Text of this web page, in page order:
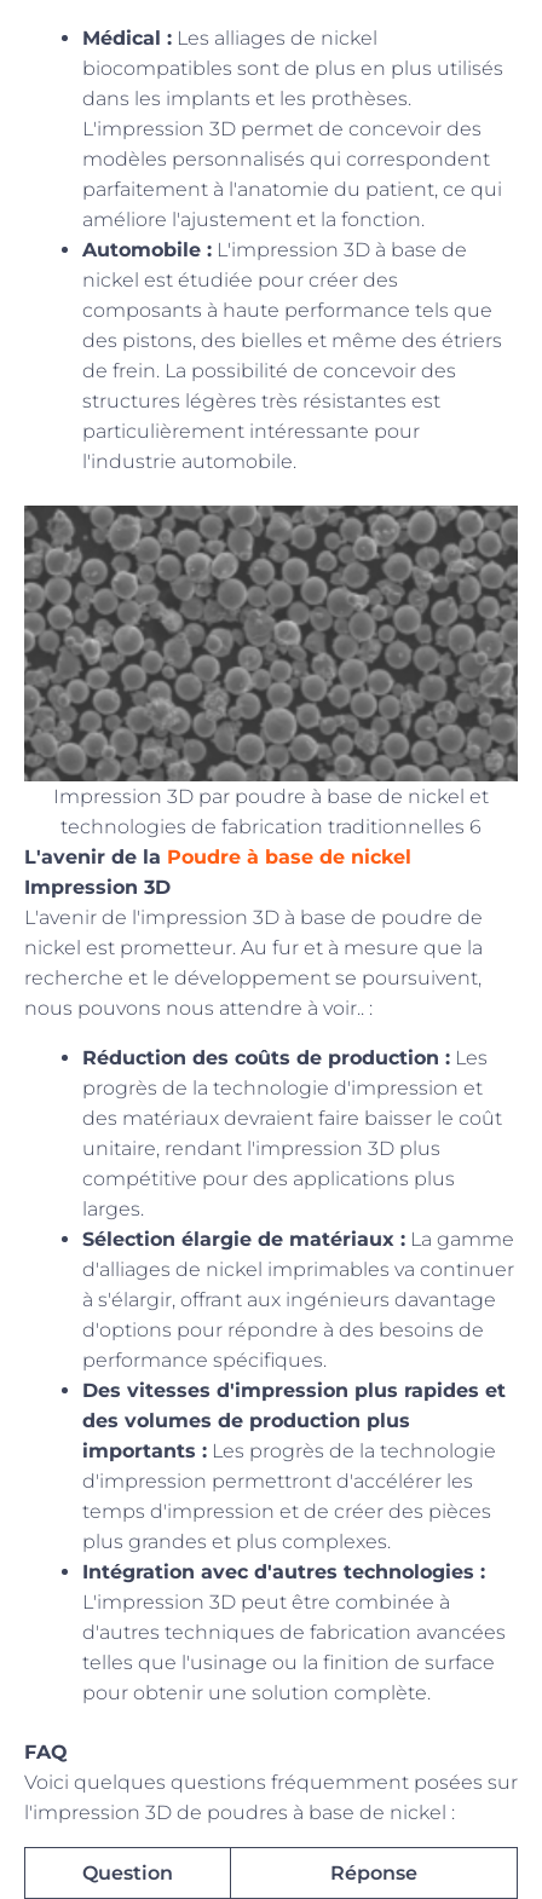
Médical : Les alliages de nickel
biocompatibles sont de plus en plus utilisés
dans les implants et les prothèses.
L'impression 3D permet de concevoir des
modèles personnalisés qui correspondent
parfaitement à l'anatomie du patient, ce qui
améliore l'ajustement et la fonction.
Automobile : L'impression 3D à base de
nickel est étudiée pour créer des
composants à haute performance tels que
des pistons, des bielles et même des étriers
de frein. La possibilité de concevoir des
structures légères très résistantes est
particulièrement intéressante pour
l'industrie automobile.
Impression 3D par poudre à base de nickel et
technologies de fabrication traditionnelles 6
L'avenir de la Poudre à base de nickel
Impression 3D
L'avenir de l'impression 3D à base de poudre de
nickel est prometteur. Au fur et à mesure que la
recherche et le développement se poursuivent,
nous pouvons nous attendre à voir.. :
Réduction des coûts de production : Les
progrès de la technologie d'impression et
des matériaux devraient faire baisser le coût
unitaire, rendant l'impression 3D plus
compétitive pour des applications plus
larges.
Sélection élargie de matériaux : La gamme
d'alliages de nickel imprimables va continuer
à s'élargir, offrant aux ingénieurs davantage
d'options pour répondre à des besoins de
performance spécifiques.
Des vitesses d'impression plus rapides et
des volumes de production plus
importants : Les progrès de la technologie
d'impression permettront d'accélérer les
temps d'impression et de créer des pièces
plus grandes et plus complexes.
Intégration avec d'autres technologies :
L'impression 3D peut être combinée à
d'autres techniques de fabrication avancées
telles que l'usinage ou la finition de surface
pour obtenir une solution complète.
FAQ
Voici quelques questions fréquemment posées sur
l'impression 3D de poudres à base de nickel :
Question Réponse